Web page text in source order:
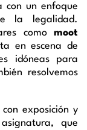
con un enfoque
la legalidad.
como moot
en escena de
idóneas para
resolvemos
con exposición y
que